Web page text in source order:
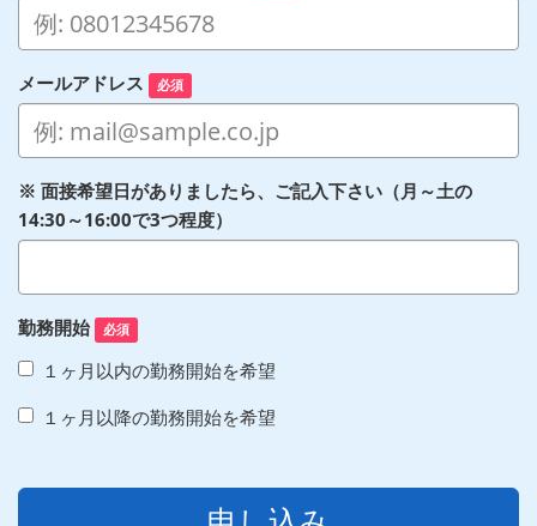
メールアドレス 必須
※ 面接希望日がありましたら、ご記入下さい（月～土の
14:30～16:00で3つ程度）
勤務開始 必須
１ヶ月以内の勤務開始を希望
１ヶ月以降の勤務開始を希望